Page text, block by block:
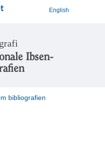
English
Ibsen-
bibliografien